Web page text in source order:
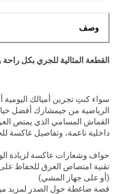
وصف
القطعة المثالية للجري بكل راحة
سواء كنتِ تجرين أميالك اليومية
الرياضية من جيمشارك أفضل
القماش المسامي الذي يمتص
داخلية ناعمة، وتفاصيل عاكسة
حواف وشعارات عاكسة لزيادة
تقنية امتصاص العرق للحفاظ على
(أو على جهاز المشي)
قصة ضاغطة حول الصدر لمزيد